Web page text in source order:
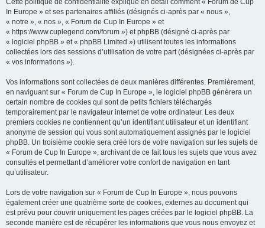
Cette politique de confidentialité explique en détail comment « Forum de Cup
In Europe » et ses partenaires affiliés (désignés ci-après par « nous »,
« notre », « nos », « Forum de Cup In Europe » et
« https://www.cuplegend.com/forum ») et phpBB (désigné ci-après par
« logiciel phpBB » et « phpBB Limited ») utilisent toutes les informations
collectées lors des sessions d’utilisation de votre part (désignées ci-après par
« vos informations »).
Vos informations sont collectées de deux manières différentes. Premièrement,
en naviguant sur « Forum de Cup In Europe », le logiciel phpBB génèrera un
certain nombre de cookies qui sont de petits fichiers téléchargés
temporairement par le navigateur internet de votre ordinateur. Les deux
premiers cookies ne contiennent qu’un identifiant utilisateur et un identifiant
anonyme de session qui vous sont automatiquement assignés par le logiciel
phpBB. Un troisième cookie sera créé lors de votre navigation sur les sujets de
« Forum de Cup In Europe », archivant de ce fait tous les sujets que vous avez
consultés et permettant d’améliorer votre confort de navigation en tant
qu’utilisateur.
Lors de votre navigation sur « Forum de Cup In Europe », nous pouvons
également créer une quatrième sorte de cookies, externes au document qui
est prévu pour couvrir uniquement les pages créées par le logiciel phpBB. La
seconde manière est de récupérer les informations que vous nous envoyez et